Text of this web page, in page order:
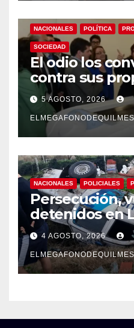
NACIONALES POLÍTICA
SOCIEDAD
El odio los
contra sus
Una Sociedad
grieta
5 AGOSTO, 2026
NACIONALES POLICIALES
Persecución,
detenidos en
recuperaron
tras un
4 AGOSTO, 2026